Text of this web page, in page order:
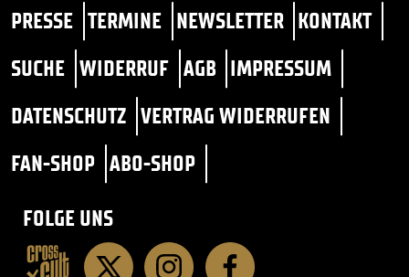
PRESSE TERMINE NEWSLETTER KONTAKT
SUCHE WIDERRUF AGB IMPRESSUM
DATENSCHUTZ VERTRAG WIDERRUFEN
FAN-SHOP ABO-SHOP
FOLGE UNS